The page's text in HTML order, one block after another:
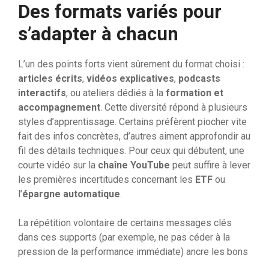
Des formats variés pour
s’adapter à chacun
L’un des points forts vient sûrement du format choisi :
articles écrits, vidéos explicatives, podcasts
interactifs, ou ateliers dédiés à la formation et
accompagnement . Cette diversité répond à plusieurs
styles d’apprentissage. Certains préfèrent piocher vite
fait des infos concrètes, d’autres aiment approfondir au
fil des détails techniques. Pour ceux qui débutent, une
courte vidéo sur la chaîne YouTube peut suffire à lever
les premières incertitudes concernant les ETF ou
l’épargne automatique
La répétition volontaire de certains messages clés
dans ces supports (par exemple, ne pas céder à la
pression de la performance immédiate) ancre les bons